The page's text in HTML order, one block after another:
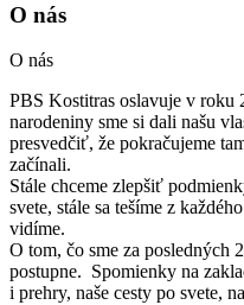
O nás
O nás
PBS Kostitras oslavuje v roku
narodeniny sme si dali našu
presvedčiť, že pokračujeme
začínali.
Stále chceme zlepšiť
svete, stále sa tešíme z
vidíme.
O tom, čo sme za
postupne. Spomienky na
i prehry, naše cesty po svete,